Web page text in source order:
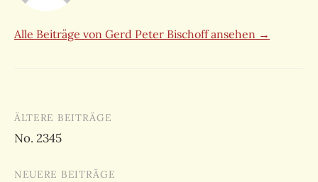
Alle Beiträge von Gerd Peter Bischoff ansehen →
Beitragsnavigation
ÄLTERE BEITRÄGE
No. 2345
NEUERE BEITRÄGE